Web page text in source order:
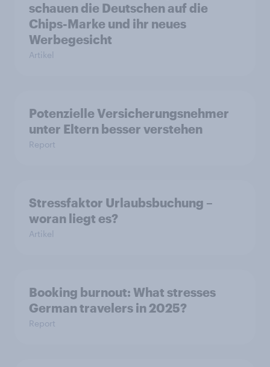
schauen die Deutschen auf die
Chips-Marke und ihr neues
Werbegesicht
Artikel
Potenzielle Versicherungsnehmer
unter Eltern besser verstehen
Report
Stressfaktor Urlaubsbuchung –
woran liegt es?
Artikel
Booking burnout: What stresses
German travelers in 2025?
Report